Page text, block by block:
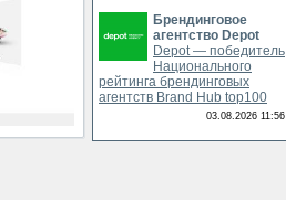
Брендинговое
агентство Depot
Depot — победитель
Национального
рейтинга брендинговых
агентств Brand Hub top100
03.08.2026 11:56